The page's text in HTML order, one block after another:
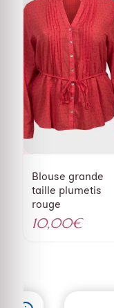
Blouse grande
taille plumetis
rouge
10,00€